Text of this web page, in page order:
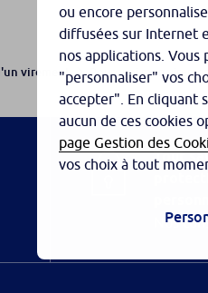
virement Pourquoi mon
Tout
Nos
ou encore
diffusées sur Internet
nos applications. Vous
"personnaliser" vos
accepter". En cliquant
aucun de ces cookies
page Gestion des
vos choix à tout